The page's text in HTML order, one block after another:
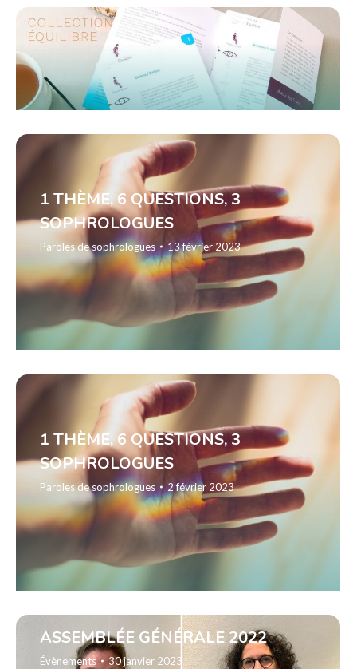
1 THÈME, 6 QUESTIONS, 3
SOPHROLOGUES
Paroles de sophrologues 13 février 2023
1 THÈME, 6 QUESTIONS, 3
SOPHROLOGUES
Paroles de sophrologues 2 février 2023
ASSEMBLÉE GÉNÉRALE 2022
Évènements 30 janvier 2023